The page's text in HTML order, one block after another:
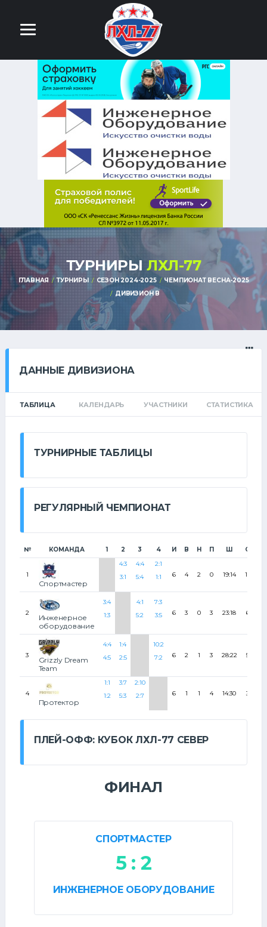
ТУРНИРЫЛХЛ-77
ГЛАВНАЯ ТУРНИРЫ СЕЗОН 2024-2025
ЧЕМПИОНАТ ВЕСНА-2025
ДИВИЗИОН В
ДАННЫЕ ДИВИЗИОНА
ТАБЛИЦА КАЛЕНДАРЬ УЧАСТНИКИ СТАТИСТИКА
ТУРНИРНЫЕ ТАБЛИЦЫ
РЕГУЛЯРНЫЙ ЧЕМПИОНАТ
№ КОМАНДА 1 2 3 4 И В Н П Ш О
1
Спортмастер
4:3
3:1
4:4
5:4
2:1
1:1
6 4 2 0 19:14 10
2
Инженерное
оборудование
3:4
1:3
4:1
5:2
7:3
3:5
6 3 0 3 23:18 6
3
Grizzly Dream
Team
4:4
4:5
1:4
2:5
10:2
7:2
6 2 1 3 28:22 5
4
Протектор
1:1
1:2
3:7
5:3
2:10
2:7
6 1 1 4 14:30 3
ПЛЕЙ-ОФФ: КУБОК ЛХЛ-77 СЕВЕР
ФИНАЛ
СПОРТМАСТЕР
5 : 2
ИНЖЕНЕРНОЕ ОБОРУДОВАНИЕ